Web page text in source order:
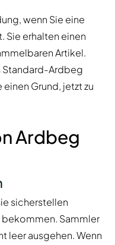
wenn Sie eine
Sie erhalten einen
Artikel.
Standard-Ardbeg
Grund, jetzt zu
Ardbeg
sicherstellen
bekommen. Sammler
leer ausgehen. Wenn